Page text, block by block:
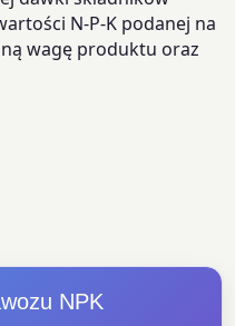
N-P-K podanej na
wagę produktu oraz
NPK